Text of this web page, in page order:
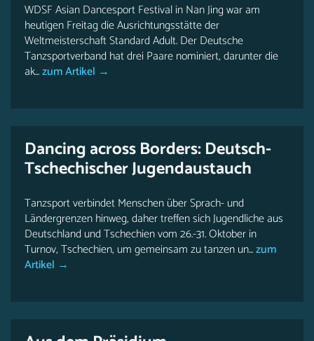
WDSF Asian Dancesport Festival in Nan Jing war am
heutigen Freitag die Ausrichtungsstätte der
Weltmeisterschaft Standard Adult. Der Deutsche
Tanzsportverband hat drei Paare nominiert, darunter die
ak...zum Artikel →
Dancing across Borders: Deutsch-
Tschechischer Jugendaustauch
Tanzsport verbindet Menschen über Sprach- und
Ländergrenzen hinweg, daher treffen sich Jugendliche aus
Deutschland und Tschechien vom 26.-31. Oktober in
Turnov, Tschechien, um gemeinsam zu tanzen un...zum
Artikel →